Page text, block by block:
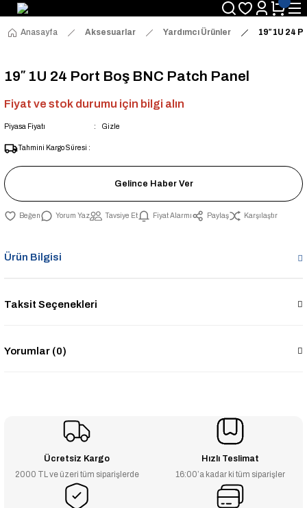
Anasayfa Aksesuarlar Yardımcı Ürünler 19″ 1U 24
19″ 1U 24 Port Boş BNC Patch Panel
Fiyat ve stok durumu için bilgi alın
Piyasa Fiyatı Gizle
Tahmini Kargo Süresi :
Gelince Haber Ver
Yorum Yaz Tavsiye Et Fiyat Alarmı Paylaş Karşılaştır
Ürün Bilgisi
Taksit Seçenekleri
Yorumlar (0)
Ücretsiz Kargo
2000 TL ve üzeri tüm siparişlerde
Hızlı Teslimat
16:00’a kadar ki tüm siparişler